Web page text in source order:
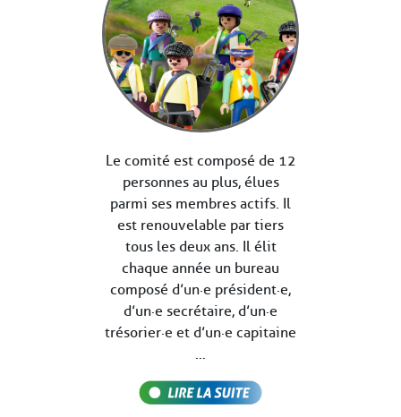
Le comité est composé de 12
personnes au plus, élues
parmi ses membres actifs. Il
est renouvelable par tiers
tous les deux ans. Il élit
chaque année un bureau
composé d’un·e président·e,
d’un·e secrétaire, d’un·e
trésorier·e et d’un·e capitaine
…